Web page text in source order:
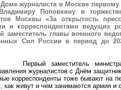
журналиста в Москве
Поповкину в
Москвы «За открытость
и корреспондентами ведущих
заместитель главы военного
Сил России в период до
Первый заместитель
журналистов с Днём
корреспонденты тоже бывают на
как живут и чем занимаются армия и